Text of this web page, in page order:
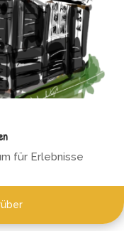
für Erlebnisse